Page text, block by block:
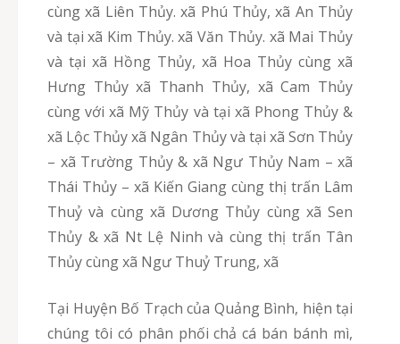
cùng xã Liên Thủy. xã Phú Thủy, xã An Thủy
và tại xã Kim Thủy. xã Văn Thủy. xã Mai Thủy
và tại xã Hồng Thủy, xã Hoa Thủy cùng xã
Hưng Thủy xã Thanh Thủy, xã Cam Thủy
cùng với xã Mỹ Thủy và tại xã Phong Thủy &
xã Lộc Thủy xã Ngân Thủy và tại xã Sơn Thủy
– xã Trường Thủy & xã Ngư Thủy Nam – xã
Thái Thủy – xã Kiến Giang cùng thị trấn Lâm
Thuỷ và cùng xã Dương Thủy cùng xã Sen
Thủy & xã Nt Lệ Ninh và cùng thị trấn Tân
Thủy cùng xã Ngư Thuỷ Trung, xã
Tại Huyện Bố Trạch của Quảng Bình, hiện tại
chúng tôi có phân phối chả cá bán bánh mì,